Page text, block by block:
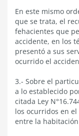
En este mismo
que se trata, el
fehacientes que
accidente, en los
presentó a sus
ocurrido el
3.- Sobre el
a lo establecido
citada Ley
los ocurridos en
entre la